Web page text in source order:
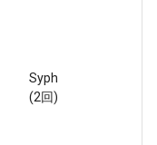
Syph
(2回)